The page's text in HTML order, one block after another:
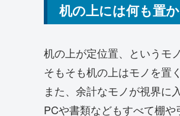
机の上には何も置
机の上が定位置、というモ
そもそも机の上はモノを置
また、余計なモノが視界に
PCや書類などもすべて棚や